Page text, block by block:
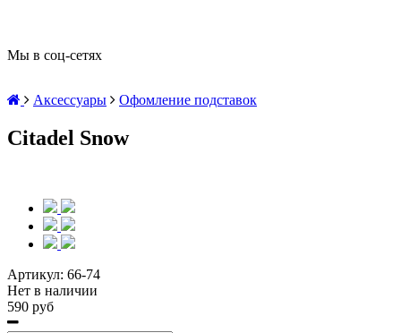
Мы в соц-сетях
Аксессуары Офомление подставок
Citadel Snow
Артикул: 66-74
Нет в наличии
590 руб